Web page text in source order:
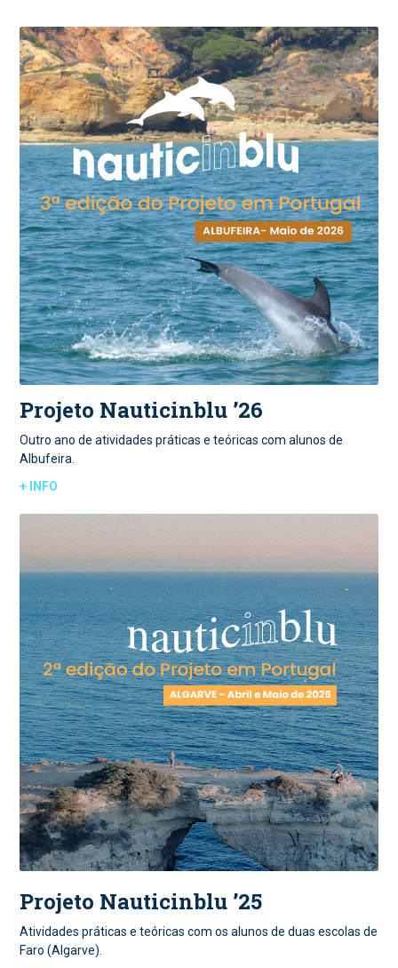
Projeto Nauticinblu ’26
Outro ano de atividades práticas e teóricas com alunos de
Albufeira.
+ INFO
Projeto Nauticinblu ’25
Atividades práticas e teóricas com os alunos de duas escolas de
Faro (Algarve).